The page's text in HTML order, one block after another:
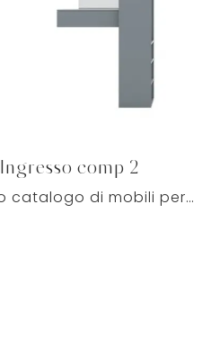
Ingresso comp 2
Un ricco catalogo di mobili per ingressi moderni: il modello Ingresso comp 2 Tomasella in laccato opaco ti aspetta per completare l'arredo.